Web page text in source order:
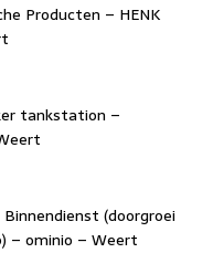
Producten – HENK
tankstation –
(doorgroei
– ominio – Weert